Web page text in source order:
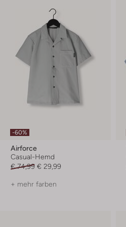
-60%
Airforce
Casual-Hemd
€ 74,99 € 29,99
+ mehr farben